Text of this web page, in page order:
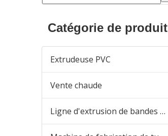
Catégorie de produit
Extrudeuse PVC
Vente chaude
Ligne d'extrusion de bandes de chant en PVC